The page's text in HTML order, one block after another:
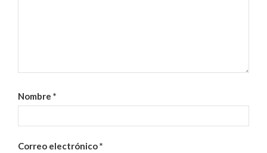
Nombre *
Correo electrónico*